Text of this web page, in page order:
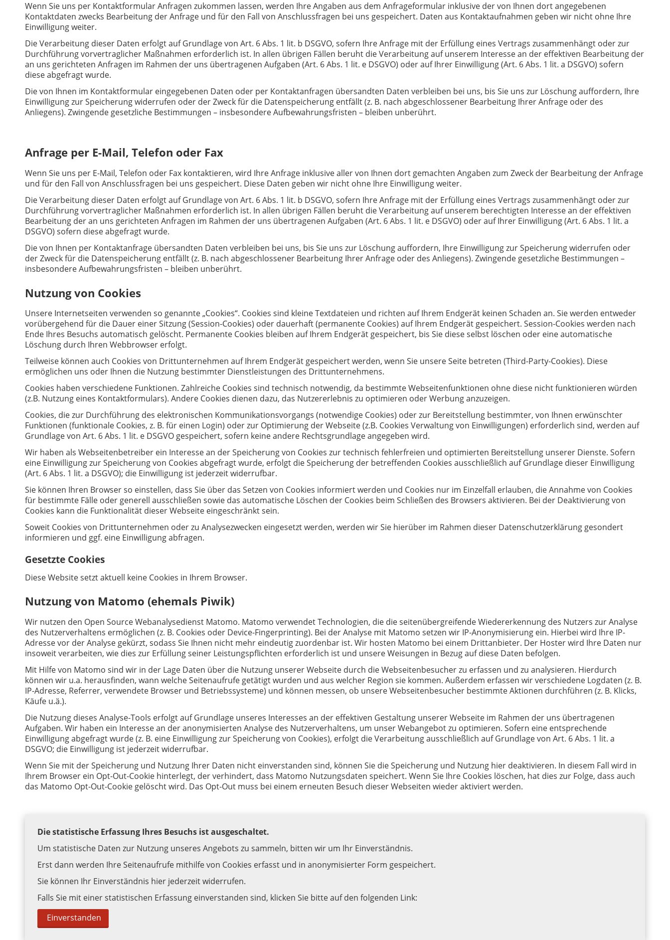
Wenn Sie uns per Kontaktformular Anfragen zukommen lassen, werden Ihre Angaben aus dem Anfrageformular inklusive der von Ihnen dort angegebenen
Kontaktdaten zwecks Bearbeitung der Anfrage und für den Fall von Anschlussfragen bei uns gespeichert. Daten aus Kontaktaufnahmen geben wir nicht ohne Ihre
Einwilligung weiter.
Die Verarbeitung dieser Daten erfolgt auf Grundlage von Art. 6 Abs. 1 lit. b DSGVO, sofern Ihre Anfrage mit der Erfüllung eines Vertrags zusammenhängt oder zur
Durchführung vorvertraglicher Maßnahmen erforderlich ist. In allen übrigen Fällen beruht die Verarbeitung auf unserem Interesse an der effektiven Bearbeitung der
an uns gerichteten Anfragen im Rahmen der uns übertragenen Aufgaben (Art. 6 Abs. 1 lit. e DSGVO) oder auf Ihrer Einwilligung (Art. 6 Abs. 1 lit. a DSGVO) sofern
diese abgefragt wurde.
Die von Ihnen im Kontaktformular eingegebenen Daten oder per Kontaktanfragen übersandten Daten verbleiben bei uns, bis Sie uns zur Löschung auffordern, Ihre
Einwilligung zur Speicherung widerrufen oder der Zweck für die Datenspeicherung entfällt (z. B. nach abgeschlossener Bearbeitung Ihrer Anfrage oder des
Anliegens). Zwingende gesetzliche Bestimmungen – insbesondere Aufbewahrungsfristen – bleiben unberührt.
Anfrage per E-Mail, Telefon oder Fax
Wenn Sie uns per E-Mail, Telefon oder Fax kontaktieren, wird Ihre Anfrage inklusive aller von Ihnen dort gemachten Angaben zum Zweck der Bearbeitung der Anfrage
und für den Fall von Anschlussfragen bei uns gespeichert. Diese Daten geben wir nicht ohne Ihre Einwilligung weiter.
Die Verarbeitung dieser Daten erfolgt auf Grundlage von Art. 6 Abs. 1 lit. b DSGVO, sofern Ihre Anfrage mit der Erfüllung eines Vertrags zusammenhängt oder zur
Durchführung vorvertraglicher Maßnahmen erforderlich ist. In allen übrigen Fällen beruht die Verarbeitung auf unserem berechtigten Interesse an der effektiven
Bearbeitung der an uns gerichteten Anfragen im Rahmen der uns übertragenen Aufgaben (Art. 6 Abs. 1 lit. e DSGVO) oder auf Ihrer Einwilligung (Art. 6 Abs. 1 lit. a
DSGVO) sofern diese abgefragt wurde.
Die von Ihnen per Kontaktanfrage übersandten Daten verbleiben bei uns, bis Sie uns zur Löschung auffordern, Ihre Einwilligung zur Speicherung widerrufen oder
der Zweck für die Datenspeicherung entfällt (z. B. nach abgeschlossener Bearbeitung Ihrer Anfrage oder des Anliegens). Zwingende gesetzliche Bestimmungen –
insbesondere Aufbewahrungsfristen – bleiben unberührt.
Nutzung von Cookies
Unsere Internetseiten verwenden so genannte „Cookies“. Cookies sind kleine Textdateien und richten auf Ihrem Endgerät keinen Schaden an. Sie werden entweder
vorübergehend für die Dauer einer Sitzung (Session-Cookies) oder dauerhaft (permanente Cookies) auf Ihrem Endgerät gespeichert. Session-Cookies werden nach
Ende Ihres Besuchs automatisch gelöscht. Permanente Cookies bleiben auf Ihrem Endgerät gespeichert, bis Sie diese selbst löschen oder eine automatische
Löschung durch Ihren Webbrowser erfolgt.
Teilweise können auch Cookies von Drittunternehmen auf Ihrem Endgerät gespeichert werden, wenn Sie unsere Seite betreten (Third-Party-Cookies). Diese
ermöglichen uns oder Ihnen die Nutzung bestimmter Dienstleistungen des Drittunternehmens.
Cookies haben verschiedene Funktionen. Zahlreiche Cookies sind technisch notwendig, da bestimmte Webseitenfunktionen ohne diese nicht funktionieren würden
(z.B. Nutzung eines Kontaktformulars). Andere Cookies dienen dazu, das Nutzererlebnis zu optimieren oder Werbung anzuzeigen.
Cookies, die zur Durchführung des elektronischen Kommunikationsvorgangs (notwendige Cookies) oder zur Bereitstellung bestimmter, von Ihnen erwünschter
Funktionen (funktionale Cookies, z. B. für einen Login) oder zur Optimierung der Webseite (z.B. Cookies Verwaltung von Einwilligungen) erforderlich sind, werden auf
Grundlage von Art. 6 Abs. 1 lit. e DSGVO gespeichert, sofern keine andere Rechtsgrundlage angegeben wird.
Wir haben als Webseitenbetreiber ein Interesse an der Speicherung von Cookies zur technisch fehlerfreien und optimierten Bereitstellung unserer Dienste. Sofern
eine Einwilligung zur Speicherung von Cookies abgefragt wurde, erfolgt die Speicherung der betreffenden Cookies ausschließlich auf Grundlage dieser Einwilligung
(Art. 6 Abs. 1 lit. a DSGVO); die Einwilligung ist jederzeit widerrufbar.
Sie können Ihren Browser so einstellen, dass Sie über das Setzen von Cookies informiert werden und Cookies nur im Einzelfall erlauben, die Annahme von Cookies
für bestimmte Fälle oder generell ausschließen sowie das automatische Löschen der Cookies beim Schließen des Browsers aktivieren. Bei der Deaktivierung von
Cookies kann die Funktionalität dieser Webseite eingeschränkt sein.
Soweit Cookies von Drittunternehmen oder zu Analysezwecken eingesetzt werden, werden wir Sie hierüber im Rahmen dieser Datenschutzerklärung gesondert
informieren und ggf. eine Einwilligung abfragen.
Gesetzte Cookies
Diese Website setzt aktuell keine Cookies in Ihrem Browser.
Nutzung von Matomo (ehemals Piwik)
Wir nutzen den Open Source Webanalysedienst Matomo. Matomo verwendet Technologien, die die seitenübergreifende Wiedererkennung des Nutzers zur Analyse
des Nutzerverhaltens ermöglichen (z. B. Cookies oder Device-Fingerprinting). Bei der Analyse mit Matomo setzen wir IP-Anonymisierung ein. Hierbei wird Ihre IP-
Adresse vor der Analyse gekürzt, sodass Sie Ihnen nicht mehr eindeutig zuordenbar ist. Wir hosten Matomo bei einem Drittanbieter. Der Hoster wird Ihre Daten nur
insoweit verarbeiten, wie dies zur Erfüllung seiner Leistungspflichten erforderlich ist und unsere Weisungen in Bezug auf diese Daten befolgen.
Mit Hilfe von Matomo sind wir in der Lage Daten über die Nutzung unserer Webseite durch die Webseitenbesucher zu erfassen und zu analysieren. Hierdurch
können wir u.a. herausfinden, wann welche Seitenaufrufe getätigt wurden und aus welcher Region sie kommen. Außerdem erfassen wir verschiedene Logdaten (z. B.
IP-Adresse, Referrer, verwendete Browser und Betriebssysteme) und können messen, ob unsere Webseitenbesucher bestimmte Aktionen durchführen (z. B. Klicks,
Käufe u.ä.).
Die Nutzung dieses Analyse-Tools erfolgt auf Grundlage unseres Interesses an der effektiven Gestaltung unserer Webseite im Rahmen der uns übertragenen
Aufgaben. Wir haben ein Interesse an der anonymisierten Analyse des Nutzerverhaltens, um unser Webangebot zu optimieren. Sofern eine entsprechende
Einwilligung abgefragt wurde (z. B. eine Einwilligung zur Speicherung von Cookies), erfolgt die Verarbeitung ausschließlich auf Grundlage von Art. 6 Abs. 1 lit. a
DSGVO; die Einwilligung ist jederzeit widerrufbar.
Wenn Sie mit der Speicherung und Nutzung Ihrer Daten nicht einverstanden sind, können Sie die Speicherung und Nutzung hier deaktivieren. In diesem Fall wird in
Ihrem Browser ein Opt-Out-Cookie hinterlegt, der verhindert, dass Matomo Nutzungsdaten speichert. Wenn Sie Ihre Cookies löschen, hat dies zur Folge, dass auch
das Matomo Opt-Out-Cookie gelöscht wird. Das Opt-Out muss bei einem erneuten Besuch dieser Webseiten wieder aktiviert werden.
Die statistische Erfassung Ihres Besuchs ist ausgeschaltet.
Um statistische Daten zur Nutzung unseres Angebots zu sammeln, bitten wir um Ihr Einverständnis.
Erst dann werden Ihre Seitenaufrufe mithilfe von Cookies erfasst und in anonymisierter Form gespeichert.
Sie können Ihr Einverständnis hier jederzeit widerrufen.
Falls Sie mit einer statistischen Erfassung einverstanden sind, klicken Sie bitte auf den folgenden Link:
Einverstanden